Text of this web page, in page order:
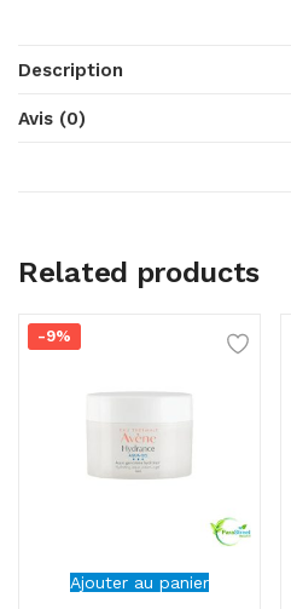
Description
Avis (0)
Related products
Ajouter au panier
-9%